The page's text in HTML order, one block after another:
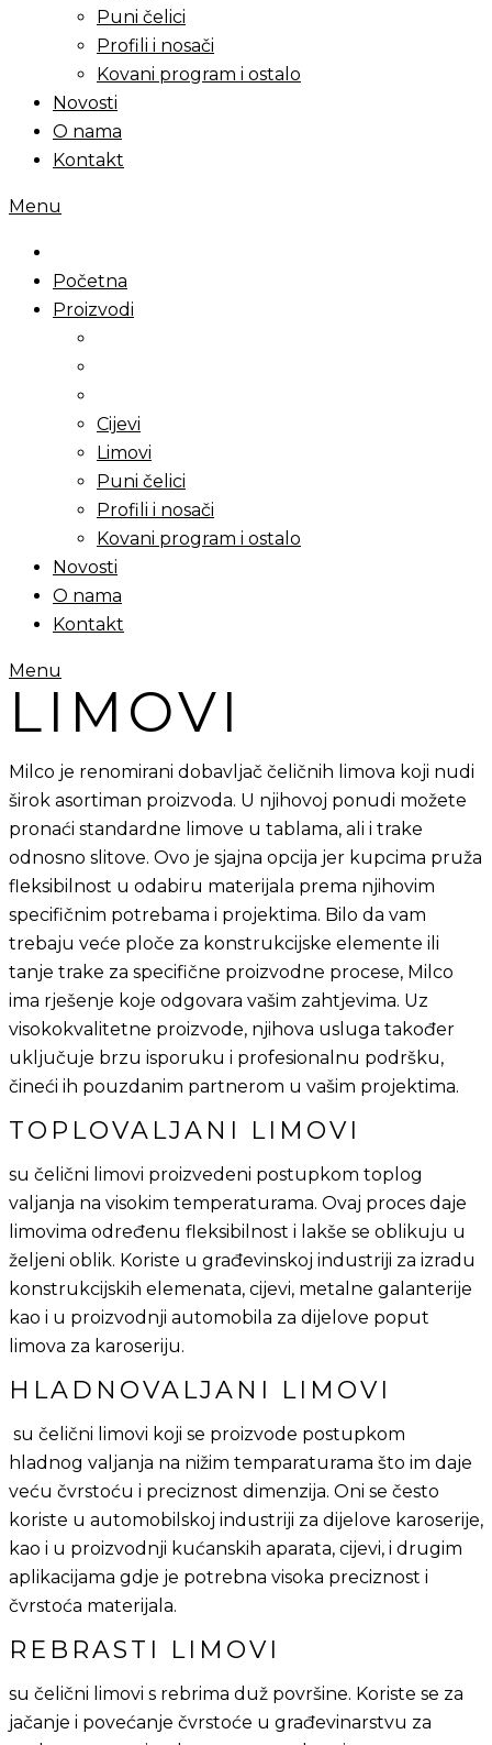
Puni čelici
Profili i nosači
Kovani program i ostalo
Novosti
O nama
Kontakt
Menu
Početna
Proizvodi
Cijevi
Limovi
Puni čelici
Profili i nosači
Kovani program i ostalo
Novosti
O nama
Kontakt
Menu
LIMOVI
Milco je renomirani dobavljač čeličnih limova koji nudi
širok asortiman proizvoda. U njihovoj ponudi možete
pronaći standardne limove u tablama, ali i trake
odnosno slitove. Ovo je sjajna opcija jer kupcima pruža
fleksibilnost u odabiru materijala prema njihovim
specifičnim potrebama i projektima. Bilo da vam
trebaju veće ploče za konstrukcijske elemente ili
tanje trake za specifične proizvodne procese, Milco
ima rješenje koje odgovara vašim zahtjevima. Uz
visokokvalitetne proizvode, njihova usluga također
uključuje brzu isporuku i profesionalnu podršku,
čineći ih pouzdanim partnerom u vašim projektima.
TOPLOVALJANI LIMOVI
su čelični limovi proizvedeni postupkom toplog
valjanja na visokim temperaturama. Ovaj proces daje
limovima određenu fleksibilnost i lakše se oblikuju u
željeni oblik. Koriste u građevinskoj industriji za izradu
konstrukcijskih elemenata, cijevi, metalne galanterije
kao i u proizvodnji automobila za dijelove poput
limova za karoseriju.
HLADNOVALJANI LIMOVI
su čelični limovi koji se proizvode postupkom
hladnog valjanja na nižim temparaturama što im daje
veću čvrstoću i preciznost dimenzija. Oni se često
koriste u automobilskoj industriji za dijelove karoserije,
kao i u proizvodnji kućanskih aparata, cijevi, i drugim
aplikacijama gdje je potrebna visoka preciznost i
čvrstoća materijala.
REBRASTI LIMOVI
su čelični limovi s rebrima duž površine. Koriste se za
jačanje i povećanje čvrstoće u građevinarstvu za